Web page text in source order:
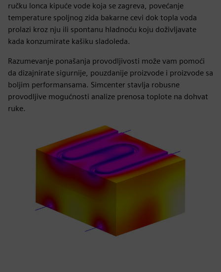
ručku lonca kipuće vode koja se zagreva, povećanje
temperature spoljnog zida bakarne cevi dok topla voda
prolazi kroz nju ili spontanu hladnoću koju doživljavate
kada konzumirate kašiku sladoleda.
Razumevanje ponašanja provodljivosti može vam pomoći
da dizajnirate sigurnije, pouzdanije proizvode i proizvode sa
boljim performansama. Simcenter stavlja robusne
provodljive mogućnosti analize prenosa toplote na dohvat
ruke.